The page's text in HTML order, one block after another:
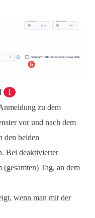
1
zu dem
vor und nach dem
den beiden
Bei deaktivierter
Tag, an dem
wenn man mit der